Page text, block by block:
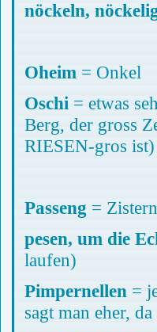
nöckeln,
Oheim = Onkel
Oschi = etwas
Berg, der gross
RIESEN-gros ist)
Passeng =
pesen, um die
laufen)
Pimpernellen =
sagt man eher,